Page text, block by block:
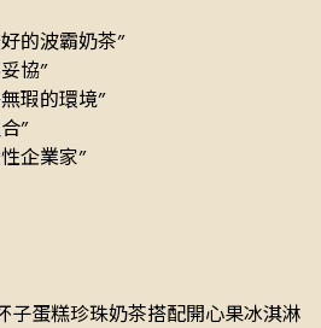
的波霸奶茶”
協”
瑕的環境”
”
企業家”
子蛋糕珍珠奶茶搭配開心果冰淇淋